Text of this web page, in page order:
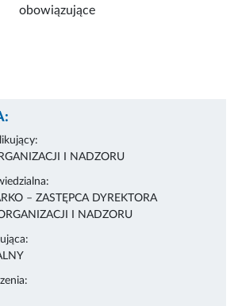
obowiązujące
I NADZORU
– ZASTĘPCA DYREKTORA
I NADZORU